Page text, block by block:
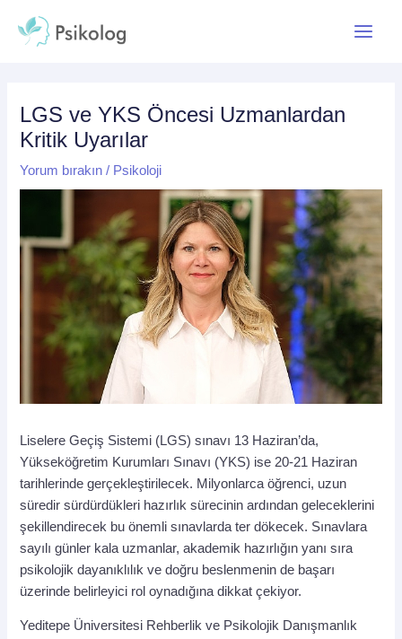
atla
LGS ve YKS Öncesi Uzmanlardan
Kritik Uyarılar
Yorum bırakın / Psikoloji
Liselere Geçiş Sistemi (LGS) sınavı 13 Haziran’da,
Yükseköğretim Kurumları Sınavı (YKS) ise 20-21 Haziran
tarihlerinde gerçekleştirilecek. Milyonlarca öğrenci, uzun
süredir sürdürdükleri hazırlık sürecinin ardından geleceklerini
şekillendirecek bu önemli sınavlarda ter dökecek. Sınavlara
sayılı günler kala uzmanlar, akademik hazırlığın yanı sıra
psikolojik dayanıklılık ve doğru beslenmenin de başarı
üzerinde belirleyici rol oynadığına dikkat çekiyor.
Yeditepe Üniversitesi Rehberlik ve Psikolojik Danışmanlık
dolaşımı